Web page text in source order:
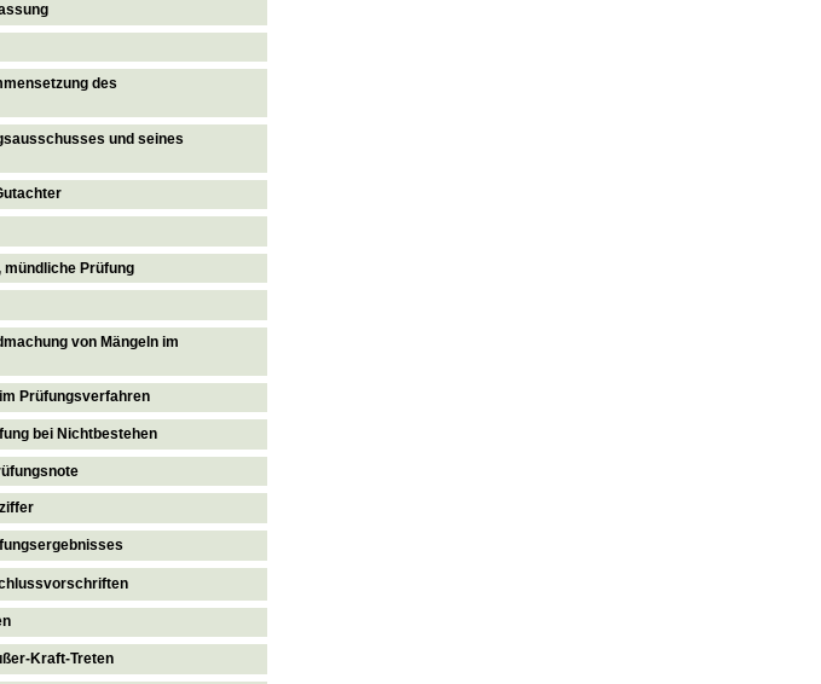
des
und seines
Prüfung
von Mängeln im
Prüfungsverfahren
bei Nichtbestehen
Kraft-Treten